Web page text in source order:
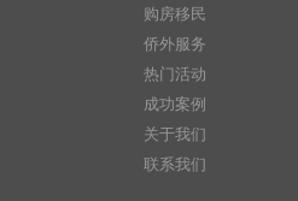
购房移民
侨外服务
热门活动
成功案例
关于我们
联系我们